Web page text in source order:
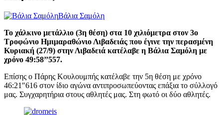
Bάλια Σαμόλη
Το χάλκινο μετάλλιο (3η θέση) στα 10 χιλιόμετρα στον 3ο
Τροφώνιο Ημιμαραθώνιο Λιβαδειάς που έγινε την περασμένη
Κυριακή (27/9) στην Λιβαδειά κατέλαβε η Βάλια Σαμόλη με
χρόνο 49:58’’557.
Επίσης ο Πάρης Κουλουμπής κατέλαβε την 5η θέση με χρόνο
46:21″616 στον ίδιο αγώνα αντιπροσωπεύοντας επάξια το σύλλογό
μας. Συγχαρητήρια στους αθλητές μας. Στη φωτό οι δύο αθλητές.